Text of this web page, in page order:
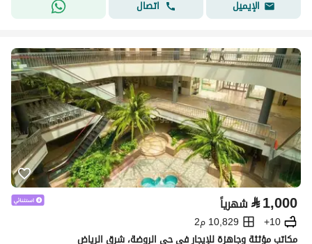
الإيميل
اتصال
⃁1,000 شهرياً
10+
10,829 م2
مكاتب مؤثثة وجاهزة للإيجار في حي الروضة، شرق الرياض